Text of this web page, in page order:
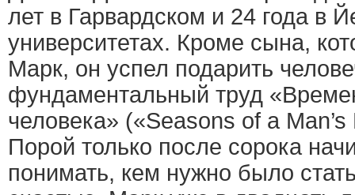
лет в Гарвардском и 24 года в
университетах. Кроме сына,
Марк, он успел подарить
фундаментальный труд
человека» («Seasons of a Man’s
Порой только после сорока
понимать, кем нужно было